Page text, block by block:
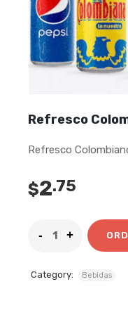
Refresco
Refresco
$2.75
Category: Bebidas